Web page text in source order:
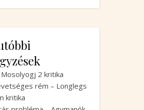
Mosolyogj 2 kritika
rém – Longlegs
kritika